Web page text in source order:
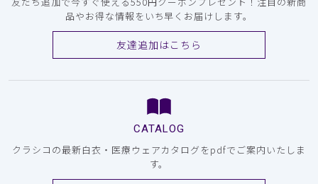
品やお得な情報をいち早くお届けします。
友達追加はこちら
CATALOG
クラシコの最新白衣・医療ウェアカタログをpdfでご案内いたしま
す。